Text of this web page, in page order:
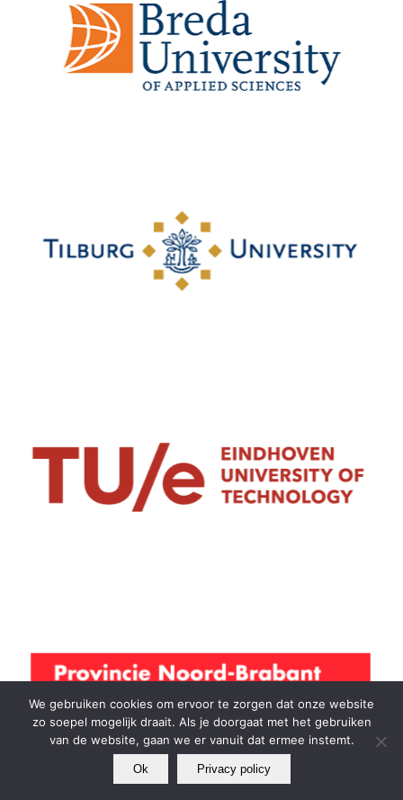
We gebruiken cookies om ervoor te zorgen dat onze website
zo soepel mogelijk draait. Als je doorgaat met het gebruiken
van de website, gaan we er vanuit dat ermee instemt.
Ok Privacy policy